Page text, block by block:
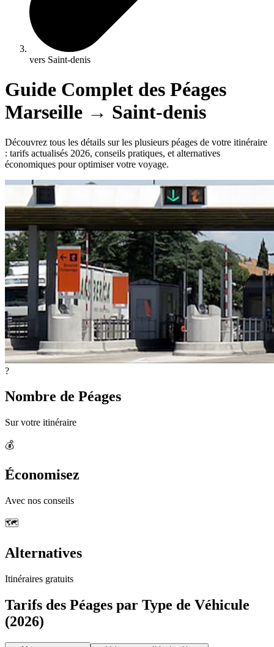
vers Saint-denis
Guide Complet des Péages
Marseille → Saint-denis
Découvrez tous les détails sur les plusieurs péages de votre itinéraire
: tarifs actualisés 2026, conseils pratiques, et alternatives
économiques pour optimiser votre voyage.
?
Nombre de Péages
Sur votre itinéraire
💰
Économisez
Avec nos conseils
🗺️
Alternatives
Itinéraires gratuits
Tarifs des Péages par Type de Véhicule
(2026)